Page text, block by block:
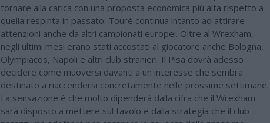
tornare alla carica con una proposta economica più alta rispetto a
quella respinta in passato. Touré continua intanto ad attirare
attenzioni anche da altri campionati europei. Oltre al Wrexham,
negli ultimi mesi erano stati accostati al giocatore anche Bologna,
Olympiacos, Napoli e altri club stranieri. Il Pisa dovrà adesso
decidere come muoversi davanti a un interesse che sembra
destinato a riaccendersi concretamente nelle prossime settimane.
La sensazione è che molto dipenderà dalla cifra che il Wrexham
sarà disposto a mettere sul tavolo e dalla strategia che il club